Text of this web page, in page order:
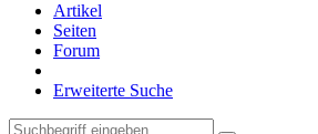
Artikel
Seiten
Forum
Erweiterte Suche